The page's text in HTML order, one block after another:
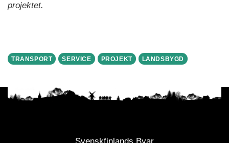
TRANSPORT SERVICE PROJEKT LANDSBYGD
projektet.